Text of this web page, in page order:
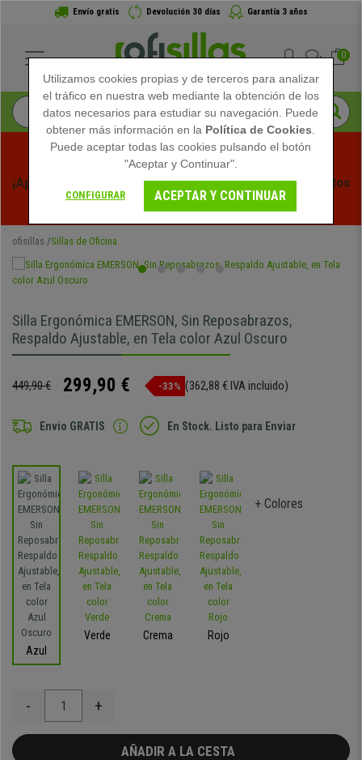
Envío gratis Devolución 30 días Garantía 3 años
0
¡Aprovecha las Rebajas de Verano en Ofisillas! Descuentos
Exclusivos por Tiempo Limitado - Ver Promo
ofisillas Sillas de Oficina
Silla Ergonómica EMERSON, Sin Reposabrazos,
Respaldo Ajustable, en Tela color Azul Oscuro
449,90 € 299,90 € -33% (362,88 € IVA incluido)
Envio GRATIS En Stock. Listo para Enviar
Azul
Verde Crema Rojo
+ Colores
- +
AÑADIR A LA CESTA
Utilizamos cookies propias y de terceros para analizar
el tráfico en nuestra web mediante la obtención de los
datos necesarios para estudiar su navegación. Puede
obtener más información en la Política de Cookies
Puede aceptar todas las cookies pulsando el botón
"Aceptar y Continuar".
CONFIGURAR ACEPTAR Y CONTINUAR